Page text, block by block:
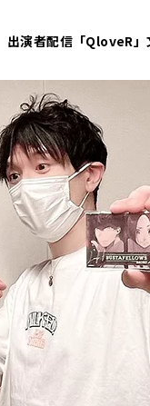
出演者配信「QloveR」